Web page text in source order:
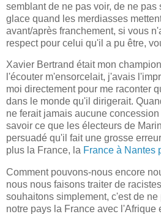
semblant de ne pas voir, de ne pas
glace quand les merdiasses
avant/après franchement, si vous
respect pour celui qu'il a pu être,
Xavier Bertrand était mon
l'écouter m'ensorcelait, j'avais
moi directement pour me raconter
dans le monde qu'il dirigerait.
ne ferait jamais aucune
savoir ce que les électeurs de
persuadé qu'il fait une grosse
plus la France, la France à Nantes
Comment pouvons-nous encore
nous nous faisons traiter de
souhaitons simplement, c'est de
notre pays la France avec l'Afrique